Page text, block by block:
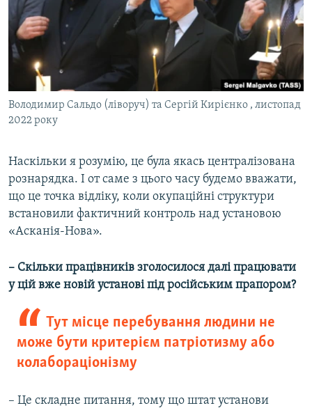
Володимир Сальдо (ліворуч) та Сергій Кирієнко , листопад
2022 року
Наскільки я розумію, це була якась централізована
рознарядка. І от саме з цього часу будемо вважати,
що це точка відліку, коли окупаційні структури
встановили фактичний контроль над установою
«Асканія-Нова».
– Скільки працівників зголосилося далі працювати
у цій вже новій установі під російським прапором?
Тут місце перебування людини не
може бути критерієм патріотизму або
колабораціонізму
– Це складне питання, тому що штат установи